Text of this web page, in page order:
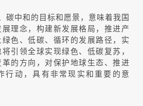
碳中和的目标和愿景，意味着我国
理念，构建新发展格局，推进产
色、低碳、循环的发展路径，实
引领全球实现绿色、低碳复苏，
的方向，对保护地球生态、推进
行动，具有非常现实和重要的意